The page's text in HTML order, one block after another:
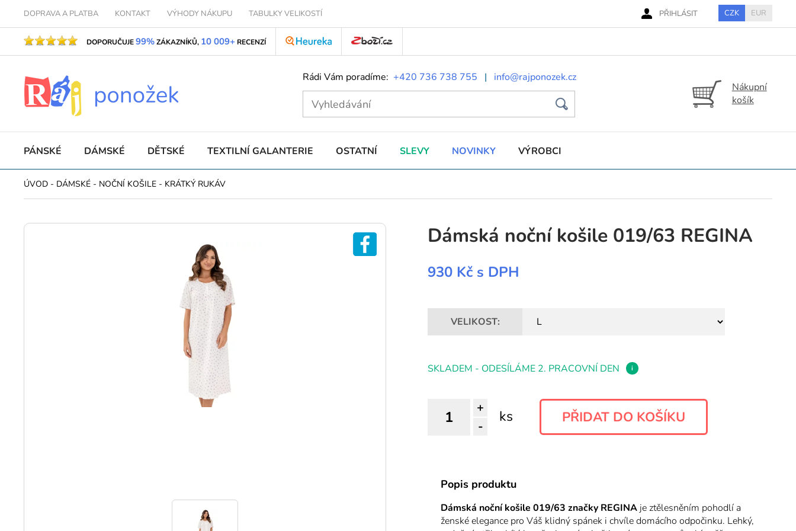
DOPRAVA A PLATBA KONTAKT VÝHODY NÁKUPU TABULKY VELIKOSTÍ PŘIHLÁSIT CZK EUR
DOPORUČUJE99%ZÁKAZNÍKŮ, 10 009+ RECENZÍ
Rádi Vám poradíme: +420 736 738 755 | info@rajponozek.cz
Nákupní
košík
PÁNSKÉ DÁMSKÉ DĚTSKÉ TEXTILNÍ GALANTERIE OSTATNÍ SLEVY NOVINKY VÝROBCI
ÚVOD - DÁMSKÉ - NOČNÍ KOŠILE - KRÁTKÝ RUKÁV
Dámská noční košile 019/63 REGINA
930 Kč s DPH
VELIKOST:
SKLADEM - ODESÍLÁME 2. PRACOVNÍ DEN i
+
-
ks
Popis produktu
Dámská noční košile 019/63 značky REGINA je ztělesněním pohodlí a
ženské elegance pro Váš klidný spánek i chvíle domácího odpočinku. Lehký,